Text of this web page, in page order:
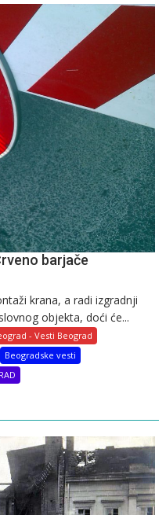
barjače
krana, a radi izgradnji
objekta, doći će...
- Vesti Beograd
Beogradske vesti